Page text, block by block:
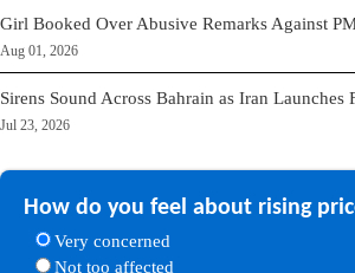
Girl Booked Over Abusive Remarks Against
Aug 01, 2026
Sirens Sound Across Bahrain as Iran Launches
Jul 23, 2026
How do you feel about rising
Very concerned
Not too affected